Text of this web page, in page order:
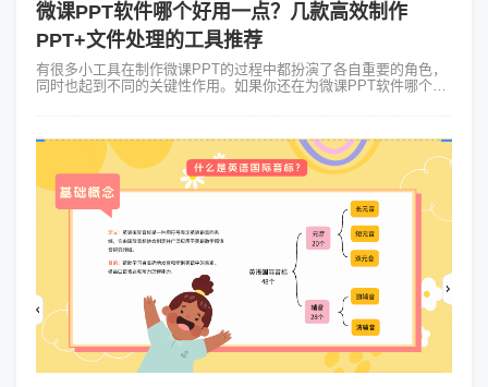
微课PPT软件哪个好用一点？几款高效制作
PPT+文件处理的工具推荐
有很多小工具在制作微课PPT的过程中都扮演了各自重要的角色，
同时也起到不同的关键性作用。如果你还在为微课PPT软件哪个好